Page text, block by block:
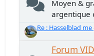
Moyen &
argentique
Re : Hasselblad
Forum